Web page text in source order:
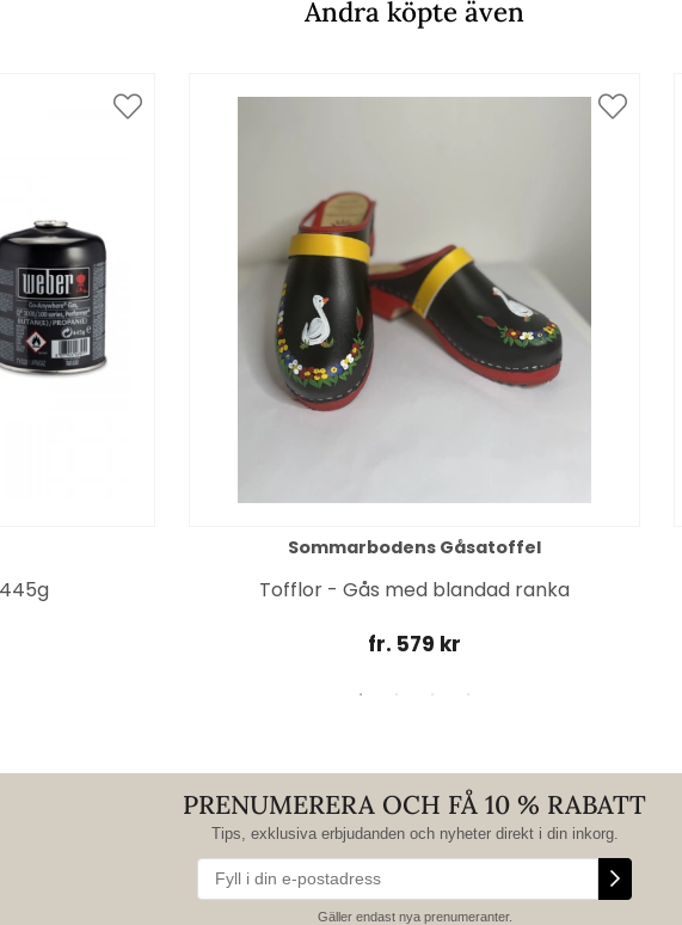
Andra köpte även
Sommarbodens Gåsatoffel
Tofflor - Gås med blandad ranka
fr. 579 kr
PRENUMERERA OCH FÅ 10 % RABATT
Tips, exklusiva erbjudanden och nyheter direkt i din inkorg.
Gäller endast nya prenumeranter.